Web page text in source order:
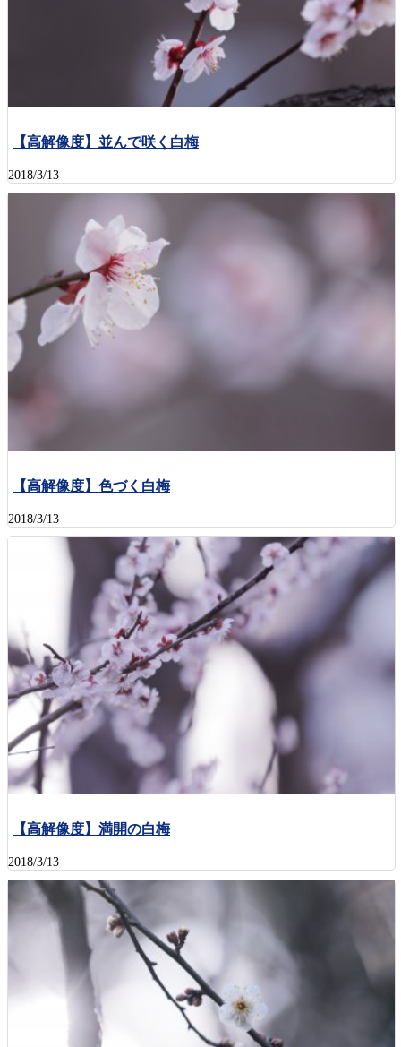
【高解像度】並んで咲く白梅
2018/3/13
【高解像度】色づく白梅
2018/3/13
【高解像度】満開の白梅
2018/3/13